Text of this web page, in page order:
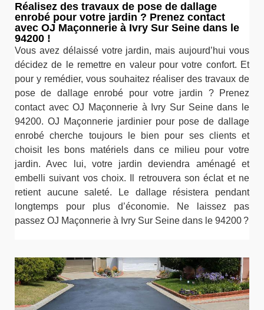
Réalisez des travaux de pose de dallage
enrobé pour votre jardin ? Prenez contact
avec OJ Maçonnerie à Ivry Sur Seine dans le
94200 !
Vous avez délaissé votre jardin, mais aujourd’hui vous
décidez de le remettre en valeur pour votre confort. Et
pour y remédier, vous souhaitez réaliser des travaux de
pose de dallage enrobé pour votre jardin ? Prenez
contact avec OJ Maçonnerie à Ivry Sur Seine dans le
94200. OJ Maçonnerie jardinier pour pose de dallage
enrobé cherche toujours le bien pour ses clients et
choisit les bons matériels dans ce milieu pour votre
jardin. Avec lui, votre jardin deviendra aménagé et
embelli suivant vos choix. Il retrouvera son éclat et ne
retient aucune saleté. Le dallage résistera pendant
longtemps pour plus d’économie. Ne laissez pas
passez OJ Maçonnerie à Ivry Sur Seine dans le 94200 ?